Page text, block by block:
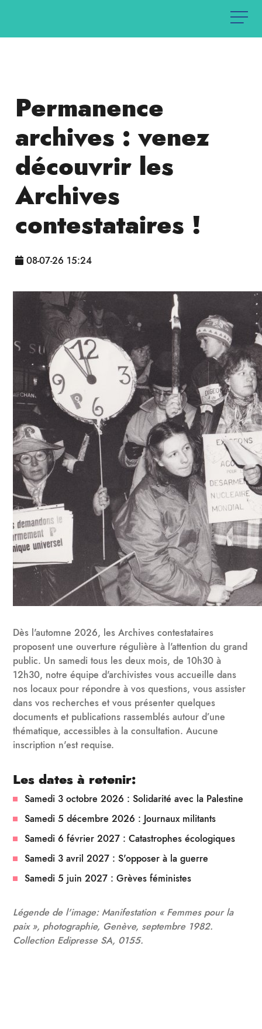
Permanence
archives : venez
découvrir les
Archives
contestataires !
08-07-26 15:24
Dès l'automne 2026, les Archives contestataires
proposent une ouverture régulière à l'attention du grand
public. Un samedi tous les deux mois, de 10h30 à
12h30, notre équipe d'archivistes vous accueille dans
nos locaux pour répondre à vos questions, vous assister
dans vos recherches et vous présenter quelques
documents et publications rassemblés autour d’une
thématique, accessibles à la consultation. Aucune
inscription n'est requise.
Les dates à retenir:
Samedi 3 octobre 2026 : Solidarité avec la Palestine
Samedi 5 décembre 2026 : Journaux militants
Samedi 6 février 2027 : Catastrophes écologiques
Samedi 3 avril 2027 : S'opposer à la guerre
Samedi 5 juin 2027 : Grèves féministes
Légende de l'image: Manifestation « Femmes pour la
paix », photographie, Genève, septembre 1982.
Collection Edipresse SA, 0155.